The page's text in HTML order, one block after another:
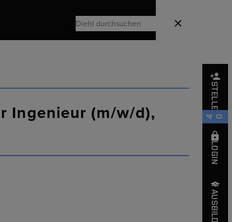
Search
STELLEN
540
LOGIN
Ingenieur (m/w/d),